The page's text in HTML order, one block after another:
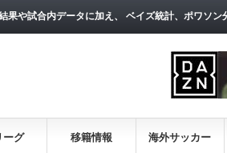
果や試合内データに加え、 ベイズ統計、ポワソ
ーグ 移籍情報 海外サッカー